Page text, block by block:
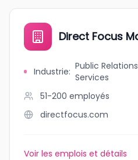
Direct Focus
Industrie: Public
Services
51-200 employés
directfocus.com
Voir les emplois et détails